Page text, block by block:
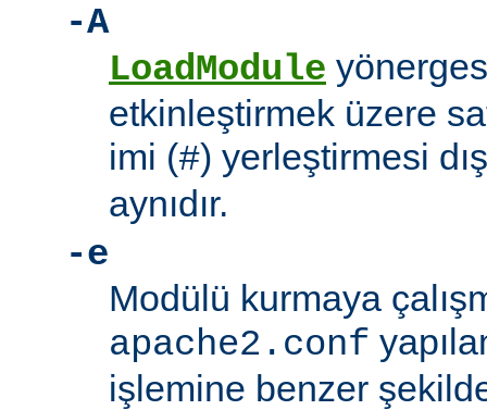
-A
LoadModule
etkinleştirmek üzere
imi (#) yerleştirmesi
aynıdır.
-e
Modülü kurmaya
apache2.conf
işlemine benzer